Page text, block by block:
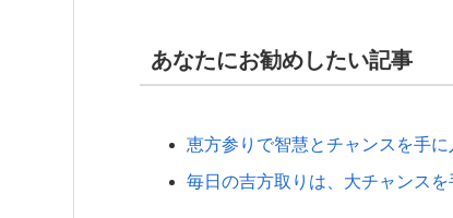
あなたにお勧めしたい記事
恵方参りで智慧とチャンスを手
毎日の吉方取りは、大チャンスを